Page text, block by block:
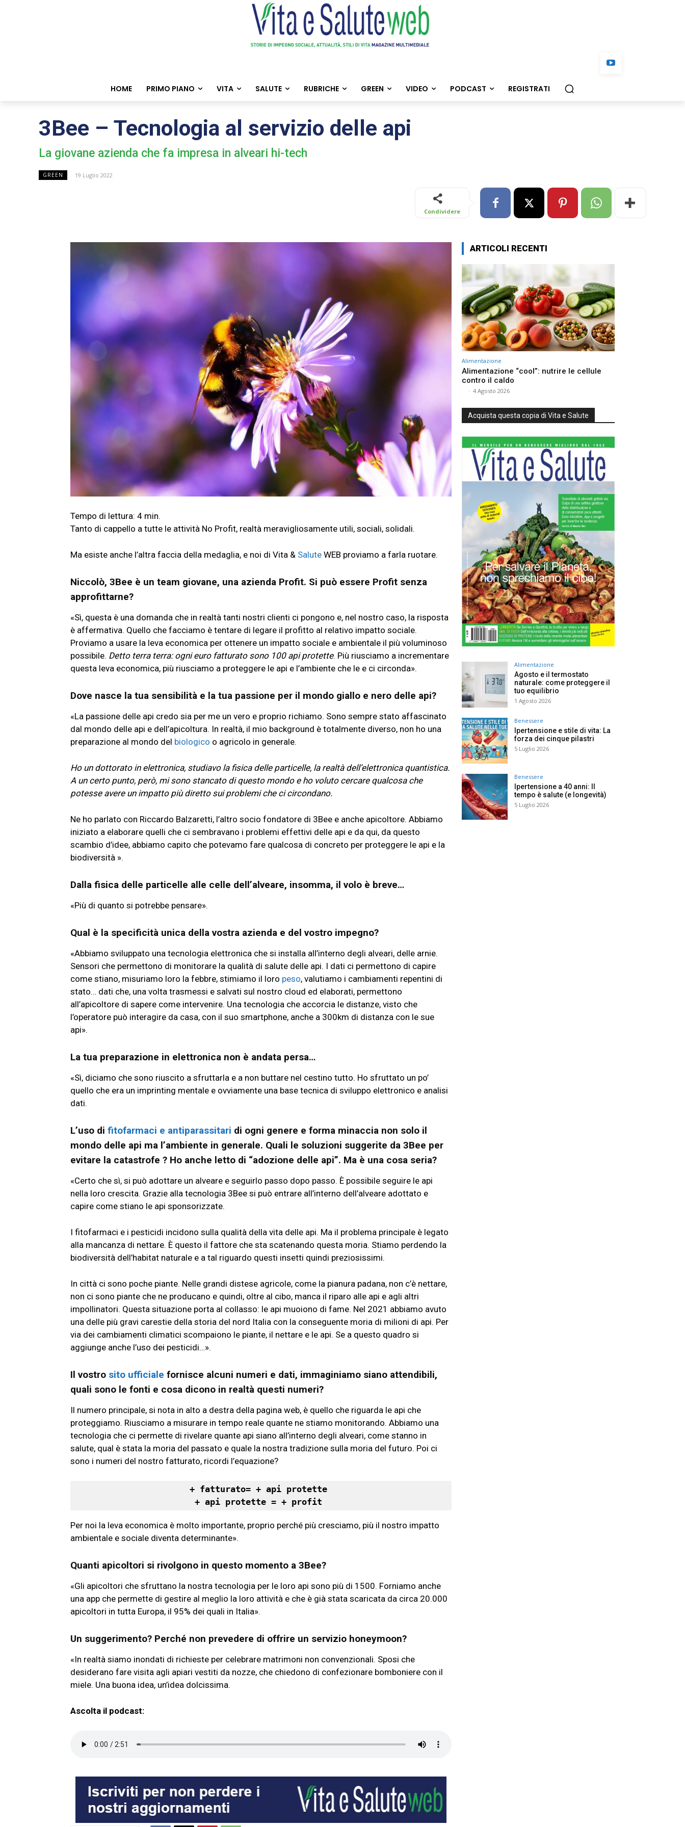
HOME PRIMO PIANO VITA SALUTE RUBRICHE GREEN VIDEO PODCAST REGISTRATI
3Bee – Tecnologia al servizio delle api
La giovane azienda che fa impresa in alveari hi-tech
GREEN 19 Luglio 2022
Condividere
Tanto di cappello a tutte le attività No Profit, realtà meravigliosamente utili, sociali, solidali.
Ma esiste anche l’altra faccia della medaglia, e noi di Vita & Salute WEB proviamo a farla ruotare.
Niccolò, 3Bee è un team giovane, una azienda Profit. Si può essere Profit senza
approfittarne?
«Sì, questa è una domanda che in realtà tanti nostri clienti ci pongono e, nel nostro caso, la risposta
è affermativa. Quello che facciamo è tentare di legare il profitto al relativo impatto sociale.
Proviamo a usare la leva economica per ottenere un impatto sociale e ambientale il più voluminoso
possibile. Detto terra terra: ogni euro fatturato sono 100 api protette. Più riusciamo a incrementare
questa leva economica, più riusciamo a proteggere le api e l’ambiente che le e ci circonda».
Dove nasce la tua sensibilità e la tua passione per il mondo giallo e nero delle api?
«La passione delle api credo sia per me un vero e proprio richiamo. Sono sempre stato affascinato
dal mondo delle api e dell’apicoltura. In realtà, il mio background è totalmente diverso, non ho una
preparazione al mondo del biologico o agricolo in generale.
Ho un dottorato in elettronica, studiavo la fisica delle particelle, la realtà dell’elettronica quantistica.
A un certo punto, però, mi sono stancato di questo mondo e ho voluto cercare qualcosa che
potesse avere un impatto più diretto sui problemi che ci circondano.
Ne ho parlato con Riccardo Balzaretti, l’altro socio fondatore di 3Bee e anche apicoltore. Abbiamo
iniziato a elaborare quelli che ci sembravano i problemi effettivi delle api e da qui, da questo
scambio d’idee, abbiamo capito che potevamo fare qualcosa di concreto per proteggere le api e la
biodiversità ».
Dalla fisica delle particelle alle celle dell’alveare, insomma, il volo è breve…
«Più di quanto si potrebbe pensare».
Qual è la specificità unica della vostra azienda e del vostro impegno?
«Abbiamo sviluppato una tecnologia elettronica che si installa all’interno degli alveari, delle arnie.
Sensori che permettono di monitorare la qualità di salute delle api. I dati ci permettono di capire
come stiano, misuriamo loro la febbre, stimiamo il loro peso, valutiamo i cambiamenti repentini di
stato… dati che, una volta trasmessi e salvati sul nostro cloud ed elaborati, permettono
all’apicoltore di sapere come intervenire. Una tecnologia che accorcia le distanze, visto che
l’operatore può interagire da casa, con il suo smartphone, anche a 300km di distanza con le sue
api».
La tua preparazione in elettronica non è andata persa…
«Sì, diciamo che sono riuscito a sfruttarla e a non buttare nel cestino tutto. Ho sfruttato un po’
quello che era un imprinting mentale e ovviamente una base tecnica di sviluppo elettronico e analisi
dati.
L’uso di fitofarmaci e antiparassitari di ogni genere e forma minaccia non solo il
mondo delle api ma l’ambiente in generale. Quali le soluzioni suggerite da 3Bee per
evitare la catastrofe ? Ho anche letto di “adozione delle api”. Ma è una cosa seria?
«Certo che sì, si può adottare un alveare e seguirlo passo dopo passo. È possibile seguire le api
nella loro crescita. Grazie alla tecnologia 3Bee si può entrare all’interno dell’alveare adottato e
capire come stiano le api sponsorizzate.
I fitofarmaci e i pesticidi incidono sulla qualità della vita delle api. Ma il problema principale è legato
alla mancanza di nettare. È questo il fattore che sta scatenando questa moria. Stiamo perdendo la
biodiversità dell’habitat naturale e a tal riguardo questi insetti quindi preziosissimi.
In città ci sono poche piante. Nelle grandi distese agricole, come la pianura padana, non c’è nettare,
non ci sono piante che ne producano e quindi, oltre al cibo, manca il riparo alle api e agli altri
impollinatori. Questa situazione porta al collasso: le api muoiono di fame. Nel 2021 abbiamo avuto
una delle più gravi carestie della storia del nord Italia con la conseguente moria di milioni di api. Per
via dei cambiamenti climatici scompaiono le piante, il nettare e le api. Se a questo quadro si
aggiunge anche l’uso dei pesticidi…».
Il vostro sito ufficiale fornisce alcuni numeri e dati, immaginiamo siano attendibili,
quali sono le fonti e cosa dicono in realtà questi numeri?
Il numero principale, si nota in alto a destra della pagina web, è quello che riguarda le api che
proteggiamo. Riusciamo a misurare in tempo reale quante ne stiamo monitorando. Abbiamo una
tecnologia che ci permette di rivelare quante api siano all’interno degli alveari, come stanno in
salute, qual è stata la moria del passato e quale la nostra tradizione sulla moria del futuro. Poi ci
sono i numeri del nostro fatturato, ricordi l’equazione?
+ fatturato= + api protette
+ api protette = + profit
Per noi la leva economica è molto importante, proprio perché più cresciamo, più il nostro impatto
ambientale e sociale diventa determinante».
Quanti apicoltori si rivolgono in questo momento a 3Bee?
«Gli apicoltori che sfruttano la nostra tecnologia per le loro api sono più di 1500. Forniamo anche
una app che permette di gestire al meglio la loro attività e che è già stata scaricata da circa 20.000
apicoltori in tutta Europa, il 95% dei quali in Italia».
Un suggerimento? Perché non prevedere di offrire un servizio honeymoon?
«In realtà siamo inondati di richieste per celebrare matrimoni non convenzionali. Sposi che
desiderano fare visita agli apiari vestiti da nozze, che chiedono di confezionare bomboniere con il
miele. Una buona idea, un’idea dolcissima.
Ascolta il podcast:
ARTICOLI RECENTI
Alimentazione
Alimentazione “cool”: nutrire le cellule
contro il caldo
- 4 Agosto 2026
Acquista questa copia di Vita e Salute
Alimentazione
Agosto e il termostato
naturale: come proteggere il
tuo equilibrio
1 Agosto 2026
Benessere
Ipertensione e stile di vita: La
forza dei cinque pilastri
5 Luglio 2026
Benessere
Ipertensione a 40 anni: Il
tempo è salute (e longevità)
5 Luglio 2026